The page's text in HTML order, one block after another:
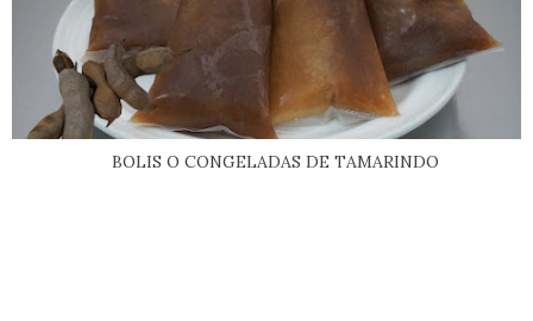
BOLIS O CONGELADAS DE TAMARINDO